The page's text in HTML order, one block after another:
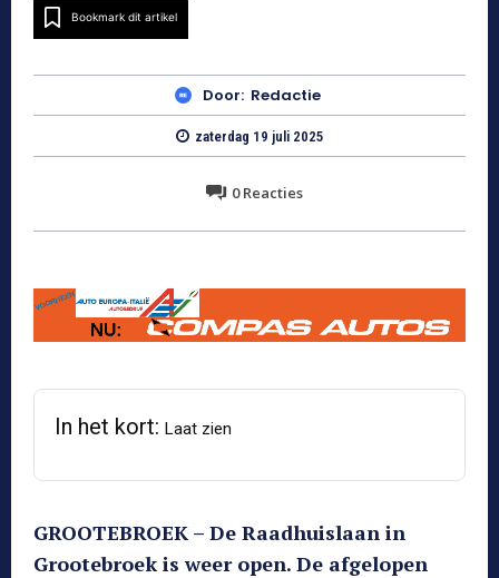
Bookmark dit artikel
Door: Redactie
zaterdag 19 juli 2025
0Reacties
In het kort: Laat zien
GROOTEBROEK – De Raadhuislaan in
Grootebroek is weer open. De afgelopen